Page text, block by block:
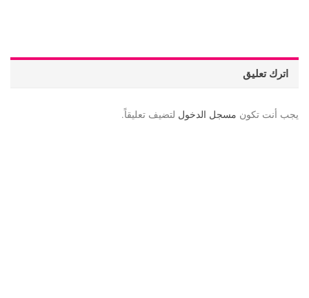
اترك تعليق
يجب أنت تكون مسجل الدخول لتضيف تعليقاً.